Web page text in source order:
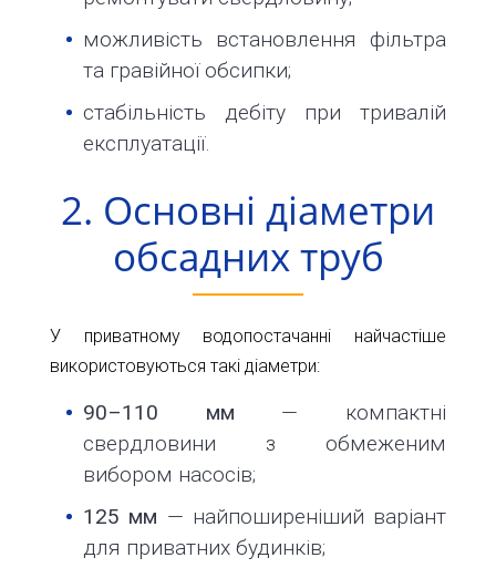
можливість встановлення фільтра
та гравійної обсипки;
стабільність дебіту при тривалій
експлуатації.
2. Основні діаметри
обсадних труб
У приватному водопостачанні найчастіше
використовуються такі діаметри:
90–110 мм — компактні
свердловини з обмеженим
вибором насосів;
125 мм — найпоширеніший варіант
для приватних будинків;